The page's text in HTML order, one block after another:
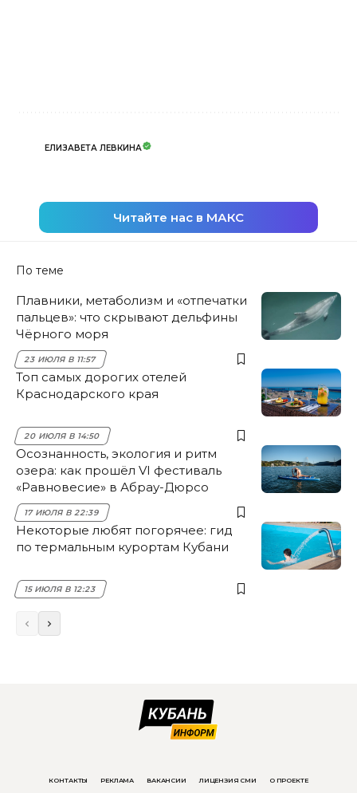
ЕЛИЗАВЕТА ЛЕВКИНА
Читайте нас в МАКС
По теме
Плавники, метаболизм и «отпечатки
пальцев»: что скрывают дельфины
Чёрного моря
23 ИЮЛЯ В 11:57
Топ самых дорогих отелей
Краснодарского края
20 ИЮЛЯ В 14:50
Осознанность, экология и ритм
озера: как прошёл VI фестиваль
«Равновесие» в Абрау-Дюрсо
17 ИЮЛЯ В 22:39
Некоторые любят погорячее: гид
по термальным курортам Кубани
15 ИЮЛЯ В 12:23
КОНТАКТЫ РЕКЛАМА ВАКАНСИИ ЛИЦЕНЗИЯ СМИ О ПРОЕКТЕ